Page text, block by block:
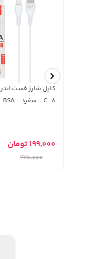
C-8 - سفید - BSA
199,000 تومان
270,000